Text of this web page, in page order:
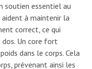
soutien essentiel au
aident à maintenir la
correct, ce qui
dos. Un core fort
dans le corps. Cela
prévenant ainsi les